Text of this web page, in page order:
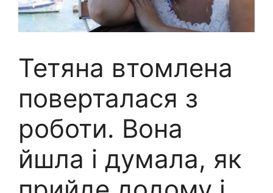
Тетяна втомлена
поверталася з
роботи. Вона
йшла і думала, як